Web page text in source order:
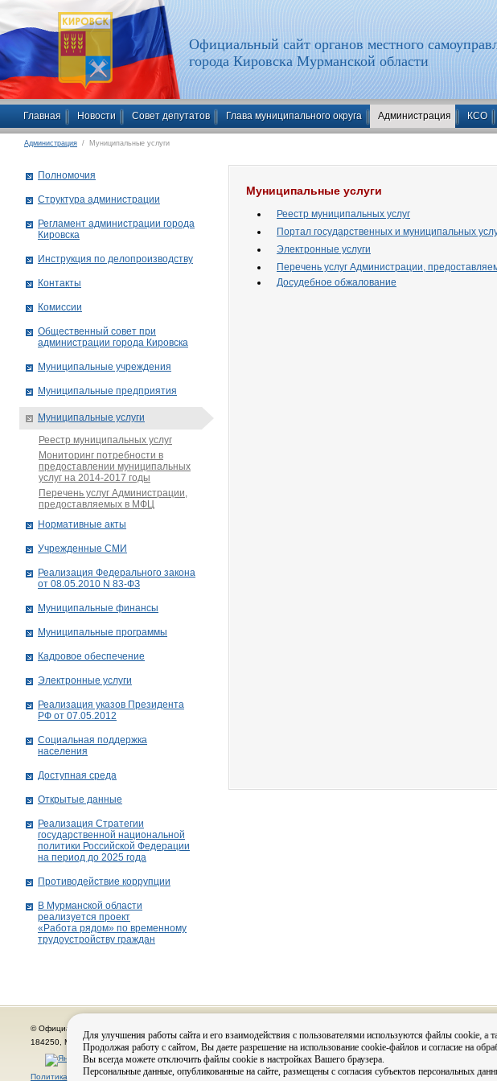
Для улучшения работы сайта и его взаимодействия с пользователями используются файлы cookie,
Продолжая работу с сайтом, Вы даете разрешение на использование cookie-файлов и согласие на
Вы всегда можете отключить файлы cookie в настройках Вашего браузера.
Персональные данные, опубликованные на сайте, размещены с согласия субъектов персональных
Официальный сайт органов местного
города Кировска Мурманской области
Главная Новости Совет депутатов Глава муниципального округа Администрация КСО
Администрация / Муниципальные услуги
Муниципальные услуги
Реестр муниципальных услуг
Портал государственных и муниципальных
Электронные услуги
Перечень услуг Администрации,
Досудебное обжалование
Полномочия
Структура администрации
Рег­ла­мент ад­ми­нист­ра­ции го­ро­да
Ки­ров­ска
Инструкция по делопроизводству
Контакты
Комиссии
Общественный совет при
администрации города Кировска
Муниципальные учреждения
Муниципальные предприятия
Муниципальные услуги
Реестр муниципальных услуг
Мониторинг потребности в
предоставлении муниципальных
услуг на 2014-2017 годы
Перечень услуг Администрации,
предоставляемых в МФЦ
Нормативные акты
Учрежденные СМИ
Реализация Федерального закона
от 08.05.2010 N 83-ФЗ
Муниципальные финансы
Муниципальные программы
Кадровое обеспечение
Электронные услуги
Реализация указов Президента
РФ от 07.05.2012
Социальная поддержка
населения
Доступная среда
Открытые данные
Реализация Стратегии
государственной национальной
политики Российской Федерации
на период до 2025 года
Противодействие коррупции
В Мурманской области
реализуется проект
«Работа рядом» по временному
трудоустройству граждан
© Официальный сайт органов местного самоуправления города Кировска
184250, Мурманская область, г. Кировск, пр. Ленина, д. 16, тел.: (815-31) 98-700
Политика конфиденциальности